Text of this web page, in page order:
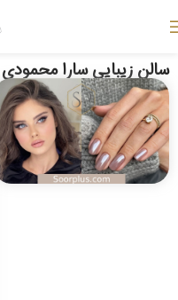
سالن زیبایی سارا